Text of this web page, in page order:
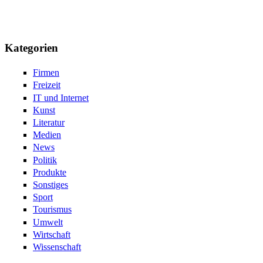
Kategorien
Firmen
Freizeit
IT und Internet
Kunst
Literatur
Medien
News
Politik
Produkte
Sonstiges
Sport
Tourismus
Umwelt
Wirtschaft
Wissenschaft